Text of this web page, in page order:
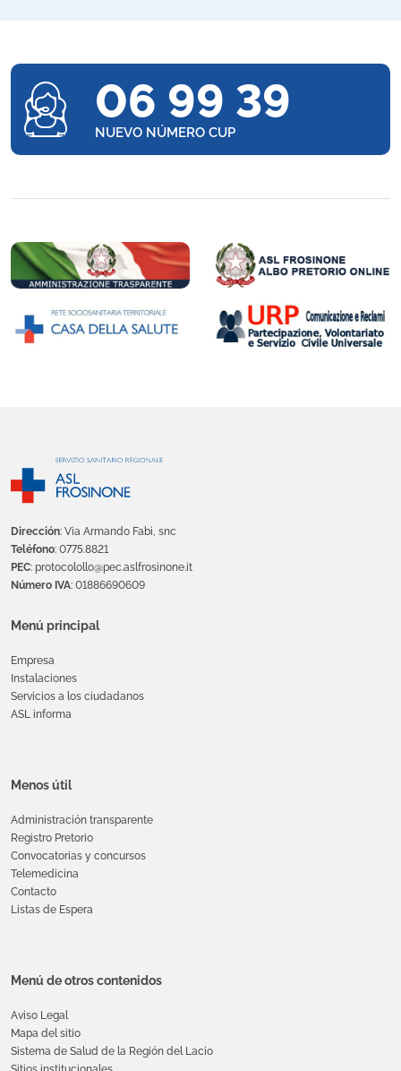
06 99 39
NUEVO NÚMERO CUP
Dirección: Via Armando Fabi, snc
Teléfono: 0775.8821
PEC: protocolollo@pec.aslfrosinone.it
Número IVA: 01886690609
Menú principal
Empresa
Instalaciones
Servicios a los ciudadanos
ASL informa
Menos útil
Administración transparente
Registro Pretorio
Convocatorias y concursos
Telemedicina
Contacto
Listas de Espera
Menú de otros contenidos
Aviso Legal
Mapa del sitio
Sistema de Salud de la Región del Lacio